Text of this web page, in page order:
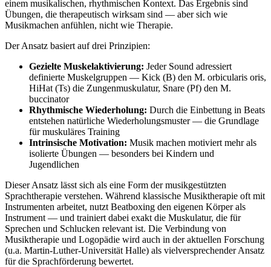
einem musikalischen, rhythmischen Kontext. Das Ergebnis sind
Übungen, die therapeutisch wirksam sind — aber sich wie
Musikmachen anfühlen, nicht wie Therapie.
Der Ansatz basiert auf drei Prinzipien:
Gezielte Muskelaktivierung: Jeder Sound adressiert
definierte Muskelgruppen — Kick (B) den M. orbicularis oris,
HiHat (Ts) die Zungenmuskulatur, Snare (Pf) den M.
buccinator
Rhythmische Wiederholung: Durch die Einbettung in Beats
entstehen natürliche Wiederholungsmuster — die Grundlage
für muskuläres Training
Intrinsische Motivation: Musik machen motiviert mehr als
isolierte Übungen — besonders bei Kindern und
Jugendlichen
Dieser Ansatz lässt sich als eine Form der musikgestützten
Sprachtherapie verstehen. Während klassische Musiktherapie oft mit
Instrumenten arbeitet, nutzt Beatboxing den eigenen Körper als
Instrument — und trainiert dabei exakt die Muskulatur, die für
Sprechen und Schlucken relevant ist. Die Verbindung von
Musiktherapie und Logopädie wird auch in der aktuellen Forschung
(u.a. Martin-Luther-Universität Halle) als vielversprechender Ansatz
für die Sprachförderung bewertet.